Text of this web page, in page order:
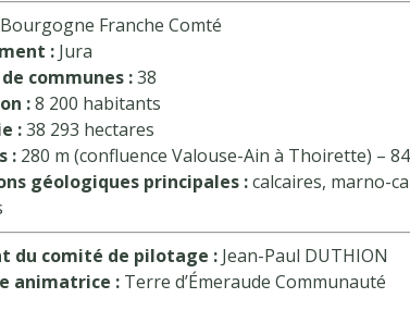
Bourgogne Franche Comté
: Jura
communes :38
:8 200 habitants
:38 293 hectares
: 280 m (confluence Valouse-Ain à Thoirette) –
géologiques principales :calcaires, marno-
du comité de pilotage : Jean-Paul DUTHION
animatrice : Terre d’Émeraude Communauté